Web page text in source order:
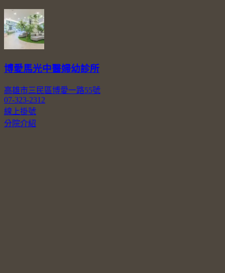
博愛馬光中醫婦幼診所
高雄市三民區博愛一路55號
07-323-2312
線上掛號
分院介紹